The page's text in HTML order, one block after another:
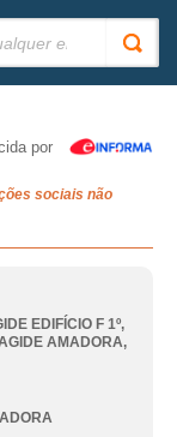
por
sociais não
EDIFÍCIO F 1º,
AMADORA,